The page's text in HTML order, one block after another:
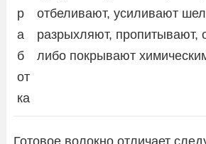
р
а
б
от
ка
отбеливают, усиливают
разрыхляют, пропитывают,
либо покрывают
Готовое волокно отличает